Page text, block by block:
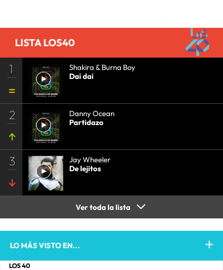
LISTA LOS40
1
Shakira & Burna Boy
Dai dai
2
Danny Ocean
Partidazo
3
Jay Wheeler
De lejitos
Ver toda la lista
LO MÁS VISTO EN...
LOS 40